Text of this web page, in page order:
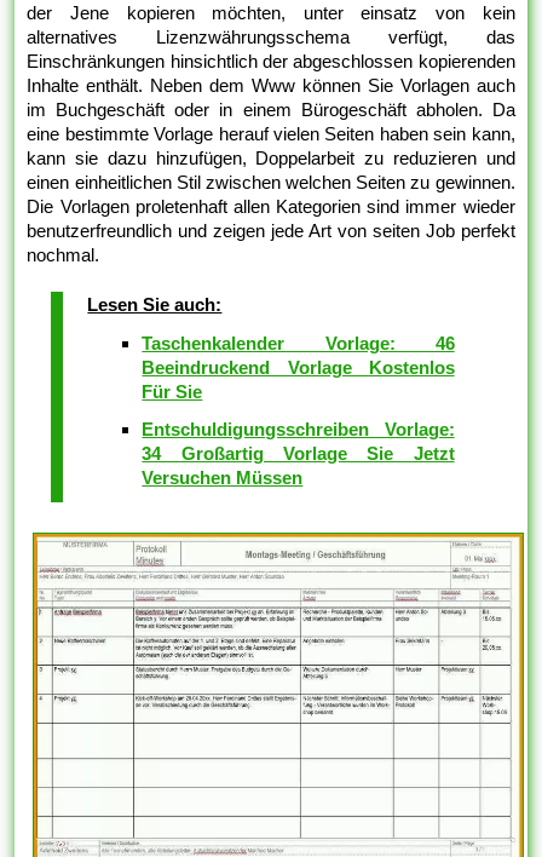
der Jene kopieren möchten, unter einsatz von kein
alternatives Lizenzwährungsschema verfügt, das
Einschränkungen hinsichtlich der abgeschlossen kopierenden
Inhalte enthält. Neben dem Www können Sie Vorlagen auch
im Buchgeschäft oder in einem Bürogeschäft abholen. Da
eine bestimmte Vorlage herauf vielen Seiten haben sein kann,
kann sie dazu hinzufügen, Doppelarbeit zu reduzieren und
einen einheitlichen Stil zwischen welchen Seiten zu gewinnen.
Die Vorlagen proletenhaft allen Kategorien sind immer wieder
benutzerfreundlich und zeigen jede Art von seiten Job perfekt
nochmal.
Lesen Sie auch:
Taschenkalender Vorlage: 46
Beeindruckend Vorlage Kostenlos
Für Sie
Entschuldigungsschreiben Vorlage:
34 Großartig Vorlage Sie Jetzt
Versuchen Müssen